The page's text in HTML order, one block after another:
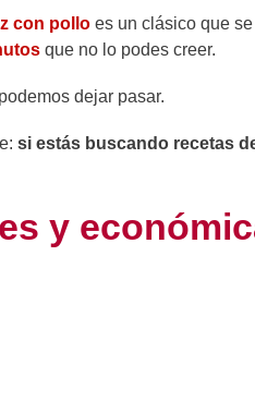
con pollo es un clásico que
que no lo podes creer.
dejar pasar.
si estás buscando recetas
y